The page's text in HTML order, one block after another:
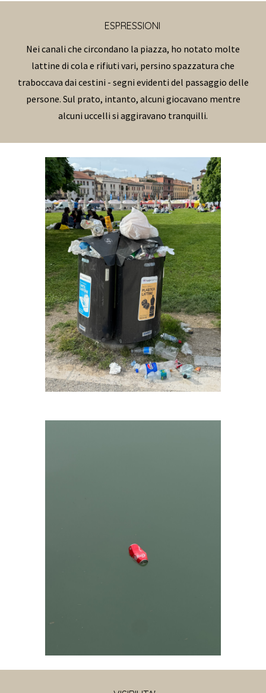
ESPRESSIONI
Nei canali che circondano la piazza, ho notato molte
lattine di cola e rifiuti vari, persino spazzatura che
traboccava dai cestini - segni evidenti del passaggio delle
persone. Sul prato, intanto, alcuni giocavano mentre
alcuni uccelli si aggiravano tranquilli.